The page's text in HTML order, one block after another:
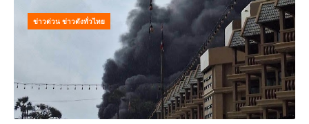
ข่าวด่วน ข่าวดังทั่วไทย